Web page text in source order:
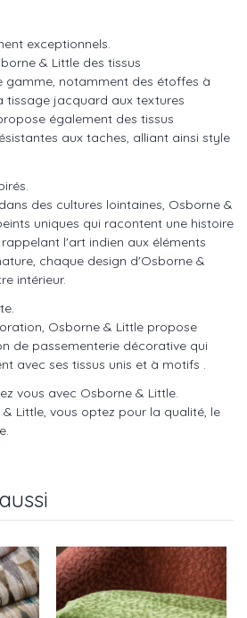
exceptionnels.
& Little des tissus
gamme, notamment des étoffes à
tissage jacquard aux textures
également des tissus
aux taches, alliant ainsi style
des cultures lointaines, Osborne &
uniques qui racontent une histoire
l'art indien aux éléments
chaque design d'Osborne &
intérieur.
Osborne & Little propose
de passementerie décorative qui
avec ses tissus unis et à motifs .
vous avec Osborne & Little.
Little, vous optez pour la qualité, le